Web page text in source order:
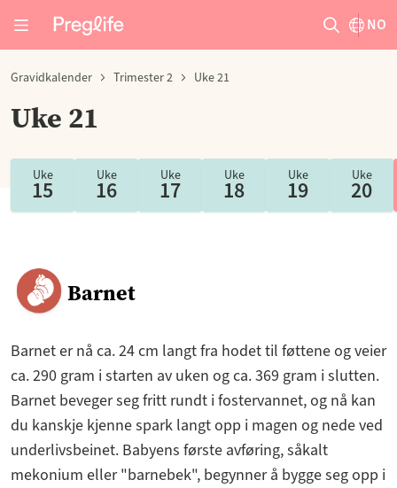
NO
Gravidkalender Trimester 2 Uke 21
Uke 21
Uke
15
Uke
16
Uke
17
Uke
18
Uke
19
Uke
20
Barnet
Barnet er nå ca. 24 cm langt fra hodet til føttene og veier
ca. 290 gram i starten av uken og ca. 369 gram i slutten.
Barnet beveger seg fritt rundt i fostervannet, og nå kan
du kanskje kjenne spark langt opp i magen og nede ved
underlivsbeinet. Babyens første avføring, såkalt
mekonium eller "barnebek", begynner å bygge seg opp i